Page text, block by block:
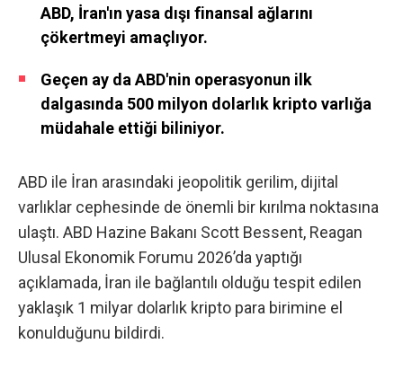
ABD, İran'ın yasa dışı finansal ağlarını
çökertmeyi amaçlıyor.
Geçen ay da ABD'nin operasyonun ilk
dalgasında 500 milyon dolarlık kripto varlığa
müdahale ettiği biliniyor.
ABD ile İran arasındaki jeopolitik gerilim, dijital
varlıklar cephesinde de önemli bir kırılma noktasına
ulaştı. ABD Hazine Bakanı Scott Bessent, Reagan
Ulusal Ekonomik Forumu 2026’da yaptığı
açıklamada, İran ile bağlantılı olduğu tespit edilen
yaklaşık 1 milyar dolarlık kripto para birimine el
konulduğunu bildirdi.